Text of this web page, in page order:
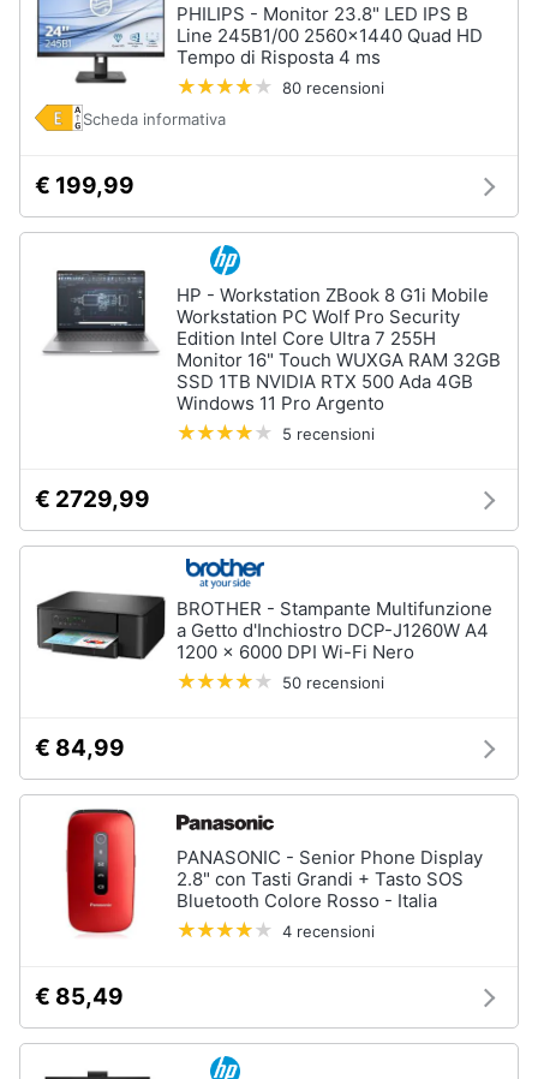
PHILIPS - Monitor 23.8" LED IPS B
Line 245B1/00 2560x1440 Quad HD
Tempo di Risposta 4 ms
80 recensioni
Scheda informativa
€ 199,99
HP - Workstation ZBook 8 G1i Mobile
Workstation PC Wolf Pro Security
Edition Intel Core Ultra 7 255H
Monitor 16" Touch WUXGA RAM 32GB
SSD 1TB NVIDIA RTX 500 Ada 4GB
Windows 11 Pro Argento
5 recensioni
€ 2729,99
BROTHER - Stampante Multifunzione
a Getto d'Inchiostro DCP-J1260W A4
1200 x 6000 DPI Wi-Fi Nero
50 recensioni
€ 84,99
PANASONIC - Senior Phone Display
2.8" con Tasti Grandi + Tasto SOS
Bluetooth Colore Rosso - Italia
4 recensioni
€ 85,49